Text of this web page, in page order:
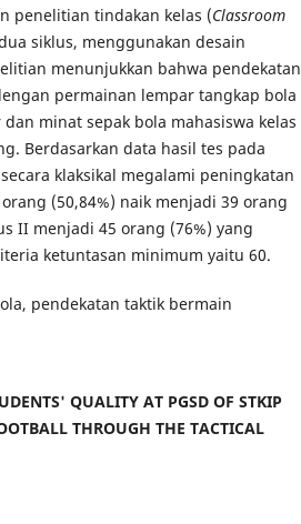
penelitian tindakan kelas (Classroom
siklus, menggunakan desain
menunjukkan bahwa pendekatan
permainan lempar tangkap bola
minat sepak bola mahasiswa kelas
Berdasarkan data hasil tes pada
klaksikal megalami peningkatan
(50,84%) naik menjadi 39 orang
II menjadi 45 orang (76%) yang
ketuntasan minimum yaitu 60.
pendekatan taktik bermain
QUALITY AT PGSD OF STKIP
THROUGH THE TACTICAL